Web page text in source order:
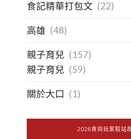
食記精華打包文 (22)
高雄 (48)
親子育兒 (157)
親子育兒 (59)
關於大口 (1)
2026食尚玩家駐站